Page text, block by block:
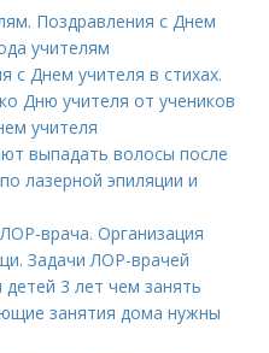
Поздравления с Днем
учителям
с Днем учителя в стихах.
Дню учителя от учеников
учителя
выпадать волосы после
лазерной эпиляции и
врача. Организация
Задачи ЛОР-врачей
3 лет чем занять
занятия дома нужны